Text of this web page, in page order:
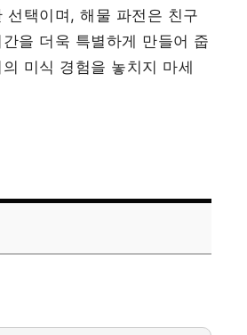
선택이며, 해물 파전은 친구
을 더욱 특별하게 만들어 줍
미식 경험을 놓치지 마세